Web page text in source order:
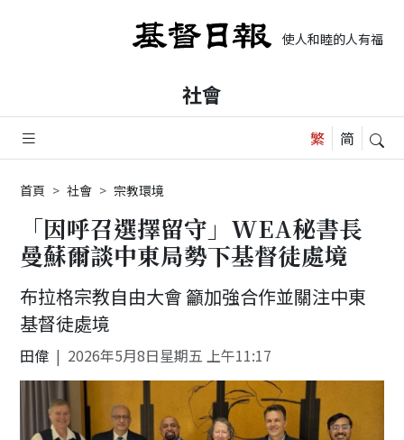
使人和睦的人有福了
社會
首頁 社會 宗教環境
「因呼召選擇留守」WEA秘書長
曼蘇爾談中東局勢下基督徒處境
布拉格宗教自由大會 籲加強合作並關注中東
基督徒處境
田偉 2026年5月8日星期五 上午11:17